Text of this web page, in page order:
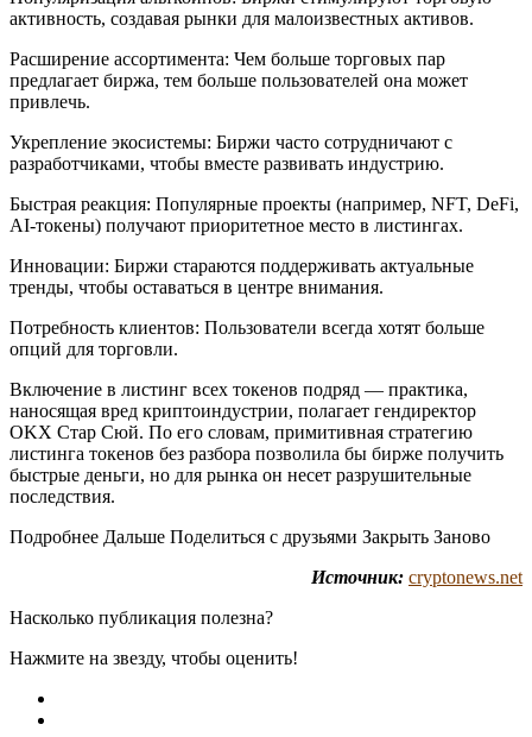
активность, создавая рынки для малоизвестных активов.
Расширение ассортимента: Чем больше торговых пар
предлагает биржа, тем больше пользователей она может
привлечь.
Укрепление экосистемы: Биржи часто сотрудничают с
разработчиками, чтобы вместе развивать индустрию.
Быстрая реакция: Популярные проекты (например, NFT, DeFi,
AI-токены) получают приоритетное место в листингах.
Инновации: Биржи стараются поддерживать актуальные
тренды, чтобы оставаться в центре внимания.
Потребность клиентов: Пользователи всегда хотят больше
опций для торговли.
Включение в листинг всех токенов подряд — практика,
наносящая вред криптоиндустрии, полагает гендиректор
OKX Стар Сюй. По его словам, примитивная стратегию
листинга токенов без разбора позволила бы бирже получить
быстрые деньги, но для рынка он несет разрушительные
последствия.
Подробнее Дальше Поделиться с друзьями Закрыть Заново
Источник: cryptonews.net
Насколько публикация полезна?
Нажмите на звезду, чтобы оценить!